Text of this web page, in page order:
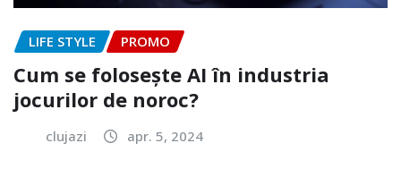
LIFE STYLE PROMO
Cum se folosește AI în industria
jocurilor de noroc?
clujazi apr. 5, 2024